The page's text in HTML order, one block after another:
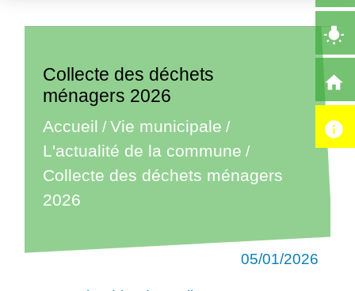
Collecte des déchets
ménagers 2026
Accueil / Vie municipale /
L'actualité de la commune /
Collecte des déchets ménagers
2026
05/01/2026
wb_incandescent
home
info